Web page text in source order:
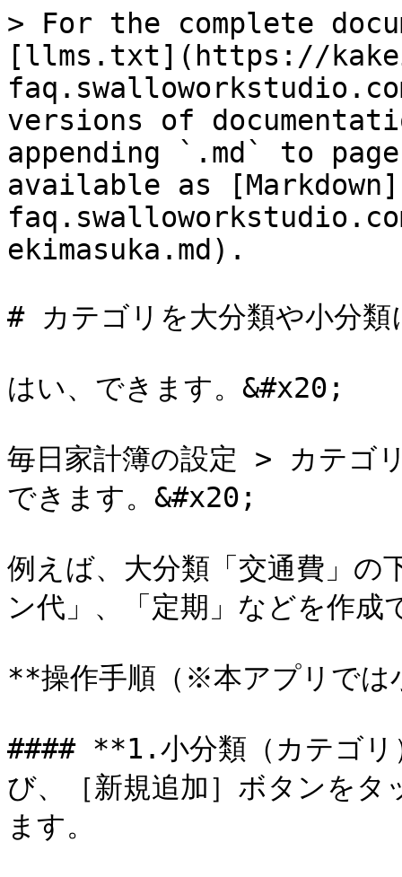
> For the complete
[llms.txt](https://
versions of
appending `.md` to
available as
ekimasuka.md).
# カテゴリを大分類や小分
はい、できます。&#x20;
毎日家計簿の設定 > カテゴ
できます。&#x20;
例えば、大分類「交通費」の
ン代」、「定期」などを作成
**操作手順（※本アプリでは
#### **1.小分類（カテゴリ
び、［新規追加］ボタンをタ
ます。